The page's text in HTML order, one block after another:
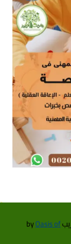
Oasis of